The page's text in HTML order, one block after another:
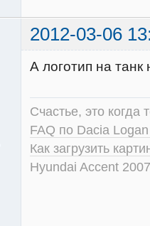
2012-03-06
А логотип на
Счастье, это когда
FAQ по Dacia
Как загрузить
Hyundai Accent